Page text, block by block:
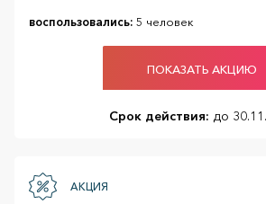
воспользовались: 5 человек
ПОКАЗАТЬ АКЦИЮ
Срок действия: до
АКЦИЯ